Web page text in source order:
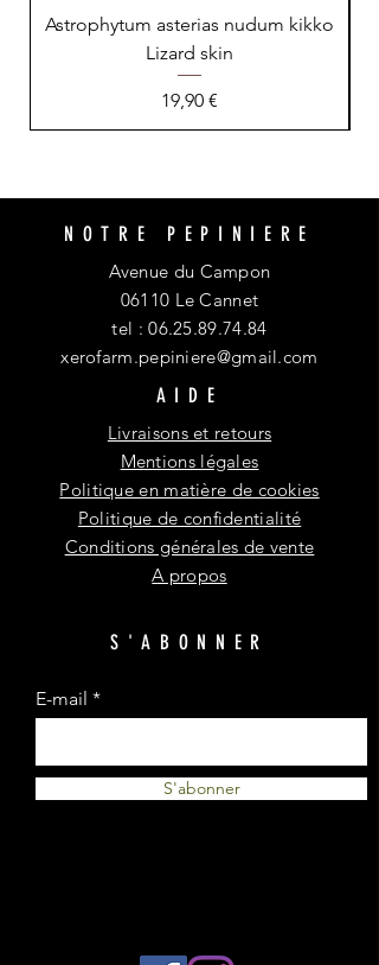
Astrophytum asterias nudum kikko
Lizard skin
Prix
19,90 €
NOTRE PEPINIERE
Avenue du Campon
06110 Le Cannet
tel :06.25.89.74.84
xerofarm.pepiniere@gmail.com
AIDE
Livraisons et retours
Mentions légales
Politique en matière de cookies
Politique de confidentialité
Conditions générales de vente
A propos
S'ABONNER
E-mail
S'abonner